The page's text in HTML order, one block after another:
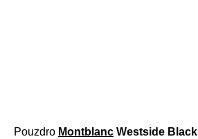
Pouzdro Montblanc Westside Black